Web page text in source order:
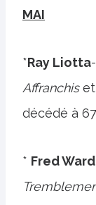
MAI
*Ray Liotta
Affranchiset
décédé à
* Fred Ward